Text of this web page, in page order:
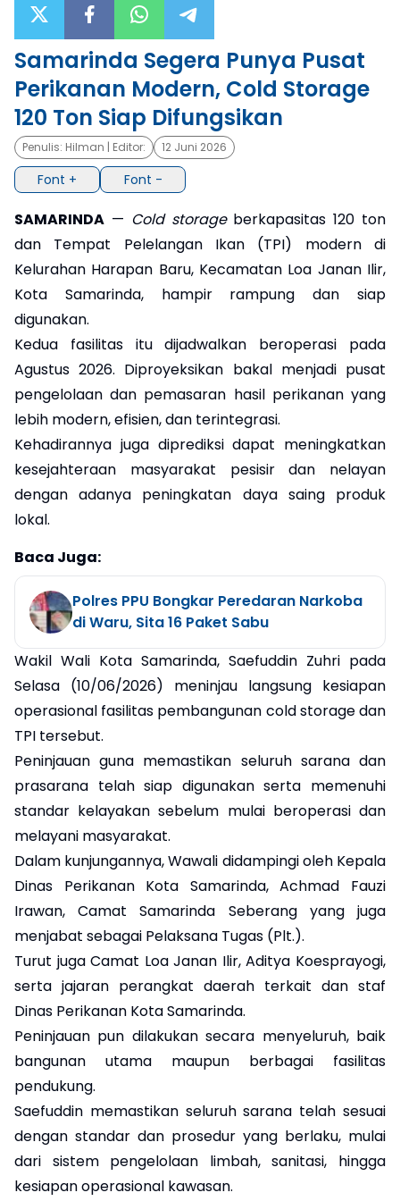
×
Samarinda Segera Punya Pusat
Perikanan Modern, Cold Storage
120 Ton Siap Difungsikan
Penulis: Hilman | Editor: 12 Juni 2026
Font + Font -
SAMARINDA — Cold storage berkapasitas 120 ton
dan Tempat Pelelangan Ikan (TPI) modern di
Kelurahan Harapan Baru, Kecamatan Loa Janan Ilir,
Kota Samarinda, hampir rampung dan siap
digunakan.
Kedua fasilitas itu dijadwalkan beroperasi pada
Agustus 2026. Diproyeksikan bakal menjadi pusat
pengelolaan dan pemasaran hasil perikanan yang
lebih modern, efisien, dan terintegrasi.
Kehadirannya juga diprediksi dapat meningkatkan
kesejahteraan masyarakat pesisir dan nelayan
dengan adanya peningkatan daya saing produk
lokal.
Baca Juga:
Polres PPU Bongkar Peredaran Narkoba
di Waru, Sita 16 Paket Sabu
Wakil Wali Kota Samarinda, Saefuddin Zuhri pada
Selasa (10/06/2026) meninjau langsung kesiapan
operasional fasilitas pembangunan cold storage dan
TPI tersebut.
Peninjauan guna memastikan seluruh sarana dan
prasarana telah siap digunakan serta memenuhi
standar kelayakan sebelum mulai beroperasi dan
melayani masyarakat.
Dalam kunjungannya, Wawali didampingi oleh Kepala
Dinas Perikanan Kota Samarinda, Achmad Fauzi
Irawan, Camat Samarinda Seberang yang juga
menjabat sebagai Pelaksana Tugas (Plt.).
Turut juga Camat Loa Janan Ilir, Aditya Koesprayogi,
serta jajaran perangkat daerah terkait dan staf
Dinas Perikanan Kota Samarinda.
Peninjauan pun dilakukan secara menyeluruh, baik
bangunan utama maupun berbagai fasilitas
pendukung.
Saefuddin memastikan seluruh sarana telah sesuai
dengan standar dan prosedur yang berlaku, mulai
dari sistem pengelolaan limbah, sanitasi, hingga
kesiapan operasional kawasan.